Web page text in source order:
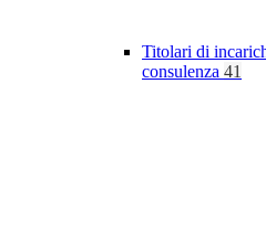
Titolari di
consulenza 41